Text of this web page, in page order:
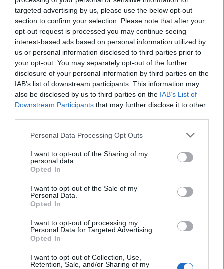
targeted advertising by us, please use the below opt-out
section to confirm your selection. Please note that after your
opt-out request is processed you may continue seeing
interest-based ads based on personal information utilized by
us or personal information disclosed to third parties prior to
your opt-out. You may separately opt-out of the further
disclosure of your personal information by third parties on the
IAB’s list of downstream participants. This information may
also be disclosed by us to third parties on the IAB’s List of
Downstream Participants that may further disclose it to other
Personal Data Processing Opt Outs
I want to opt-out of the Sharing of my
personal data.
Opted In
I want to opt-out of the Sale of my
Personal Data.
Opted In
I want to opt-out of processing my
Personal Data for Targeted Advertising.
Opted In
I want to opt-out of Collection, Use,
Retention, Sale, and/or Sharing of my
retrocessione dei rossoverdi in terza serie.
Autore
Redazione Fantacalcio.it
Leggi anche...